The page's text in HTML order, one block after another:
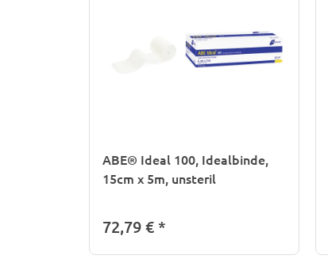
ABE® Ideal 100, Idealbinde,
15cm x 5m, unsteril
72,79 €*